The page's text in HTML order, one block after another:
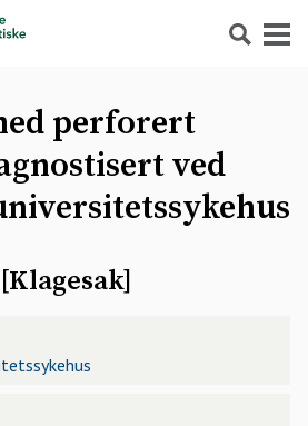
Søk Meny
perforert
ved
| [Klagesak]